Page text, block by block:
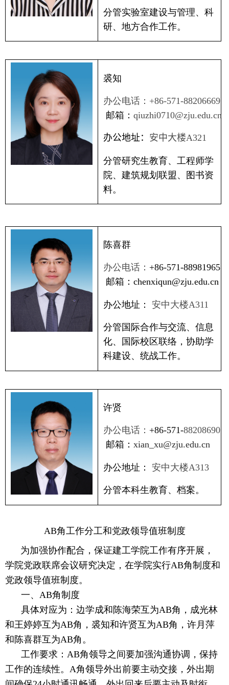
分管实验室建设与管理、科
研、地方合作工作。
裘知
办公电话： +86-571-88206669
邮箱： qiuzhi0710@zju.edu.cn
办公地址： 安中大楼A321
分管研究生教育、工程师学
院、建筑规划联盟、图书资
料。
陈喜群
办公电话： +86-571-88981965
邮箱： chenxiqun@zju.edu.cn
办公地址： 安中大楼A311
分管国际合作与交流、信息
化、国际校区联络，协助学
科建设、 统战工作。
许贤
办公电话： +86-571-88208690
邮箱： xian_xu@zju.edu.cn
办公地址： 安中大楼A313
分管本科生教育、档案。
AB角工作分工和党政领导值班制度
为加强协作配合，保证建工学院工作有序开展，
学院党政联席会议研究决定，在学院实行AB角制度和
党政领导值班制度。
一、 AB角制度
具体对应为： 边学成和陈海荣互为AB角 ，成光林
和王婷婷互为AB角， 裘知和许贤互为AB角，许月萍
和陈喜群互为AB角 。
工作要求： AB角领导之间要加强沟通协调，保持
工作的连续性。 A角领导外出前要主动交接，外出期